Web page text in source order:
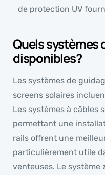
de protection UV
Quels systèmes
disponibles?
Les systèmes de
screens solaires
Les systèmes à câbles
permettant une
rails offrent une
particulièrement utile
venteuses. Le système